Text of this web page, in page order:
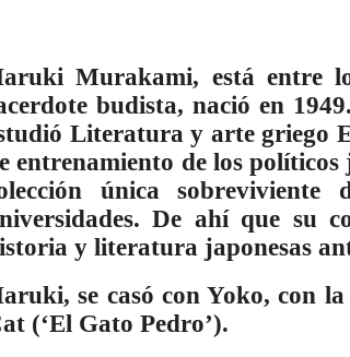
Murakami, está entre
budista, nació en
Literatura y arte griego
entrenamiento de los
única
De ahí que su
y literatura japonesas
se casó con Yoko, con
(‘El Gato Pedro’).